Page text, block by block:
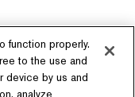
function properly.
to the use and
device by us and
analyze